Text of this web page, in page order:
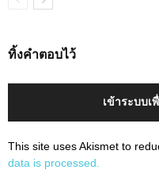
ทิ้งคำตอบไว้
เข้าระบบเ
This site uses Akismet to
data is processed.